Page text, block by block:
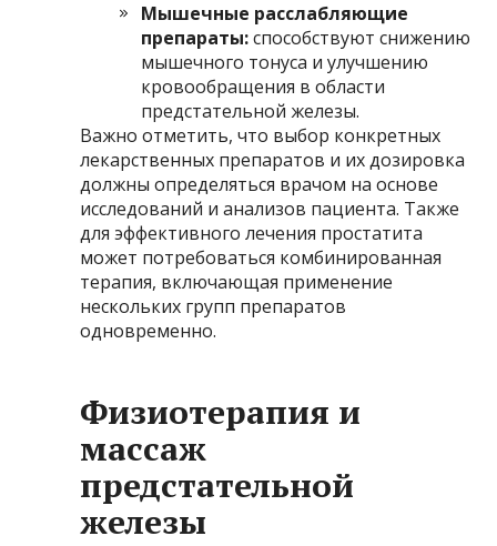
Мышечные расслабляющие
препараты:способствуют снижению
мышечного тонуса и улучшению
кровообращения в области
предстательной железы.
Важно отметить, что выбор конкретных
лекарственных препаратов и их дозировка
должны определяться врачом на основе
исследований и анализов пациента. Также
для эффективного лечения простатита
может потребоваться комбинированная
терапия, включающая применение
нескольких групп препаратов
одновременно.
Физиотерапия и
массаж
предстательной
железы